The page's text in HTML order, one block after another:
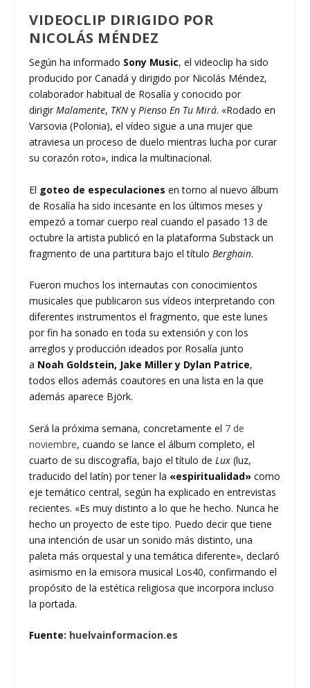
VIDEOCLIP DIRIGIDO POR
NICOLÁS MÉNDEZ
Según ha informado Sony Music, el videoclip ha sido
producido por Canadá y dirigido por Nicolás Méndez,
colaborador habitual de Rosalía y conocido por
dirigirMalamente, TKNy Pienso En Tu Mirá. «Rodado en
Varsovia (Polonia), el vídeo sigue a una mujer que
atraviesa un proceso de duelo mientras lucha por curar
su corazón roto», indica la multinacional.
El goteo de especulacionesen torno al nuevo álbum
de Rosalía ha sido incesante en los últimos meses y
empezó a tomar cuerpo real cuando el pasado 13 de
octubre la artista publicó en la plataforma Substack un
fragmento de una partitura bajo el títuloBerghain.
Fueron muchos los internautas con conocimientos
musicales que publicaron sus vídeos interpretando con
diferentes instrumentos el fragmento, que este lunes
por fin ha sonado en toda su extensión y con los
arreglos y producción ideados por Rosalía junto
a Noah Goldstein, Jake Miller y Dylan Patrice,
todos ellos además coautores en una lista en la que
además aparece Björk.
Será la próxima semana, concretamente el 7 de
noviembre, cuando se lance el álbum completo, el
cuarto de su discografía, bajo el título de Lux (luz,
traducido del latín) por tener la «espiritualidad» como
eje temático central, según ha explicado en entrevistas
recientes. «Es muy distinto a lo que he hecho. Nunca he
hecho un proyecto de este tipo. Puedo decir que tiene
una intención de usar un sonido más distinto, una
paleta más orquestal y una temática diferente», declaró
asimismo en la emisora musical Los40, confirmando el
propósito de la estética religiosa que incorpora incluso
la portada.
Fuente: huelvainformacion.es